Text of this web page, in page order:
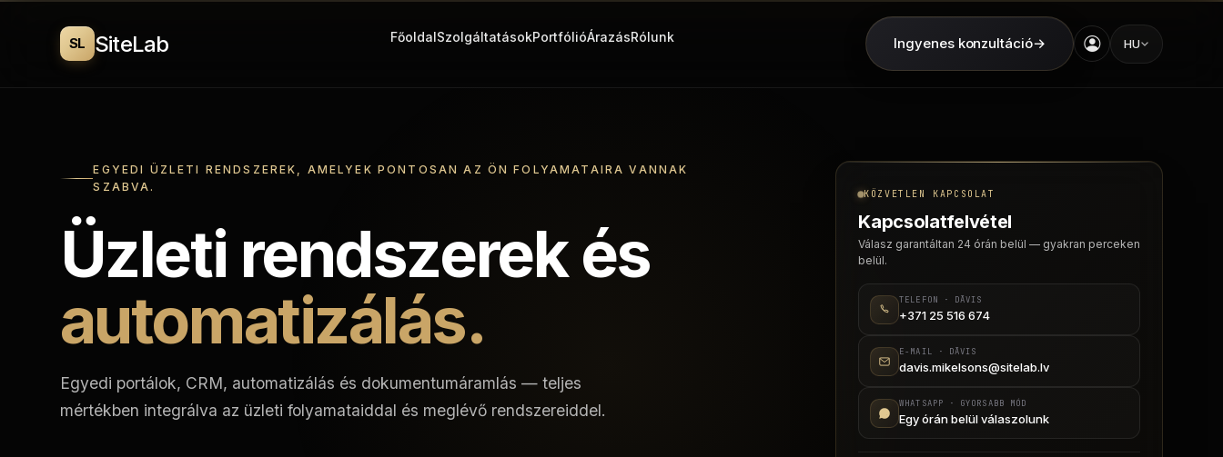
SL SiteLab FőoldalSzolgáltatásokPortfólióÁrazásRólunk Ingyenes konzultáció→ HU
EGYEDI ÜZLETI RENDSZEREK, AMELYEK PONTOSAN AZ ÖN FOLYAMATAIRA VANNAK
SZABVA.
Üzleti rendszerek és
automatizálás.
Egyedi portálok, CRM, automatizálás és dokumentumáramlás — teljes
mértékben integrálva az üzleti folyamataiddal és meglévő rendszereiddel.
KÖZVETLEN KAPCSOLAT
Kapcsolatfelvétel
Válasz garantáltan 24 órán belül — gyakran perceken
belül.
TELEFON · DĀVIS
+371 25 516 674
E-MAIL · DĀVIS
davis.mikelsons@sitelab.lv
WHATSAPP · GYORSABB MÓD
Egy órán belül válaszolunk